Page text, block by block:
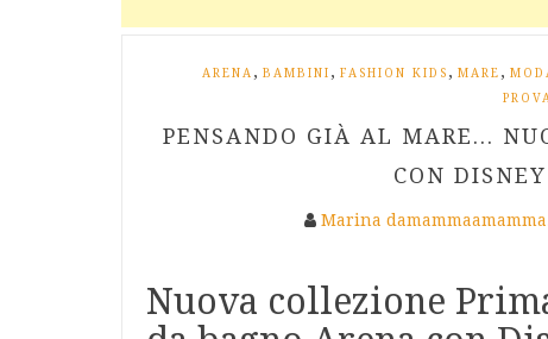
ARENA , BAMBINI , FASHION KIDS , MARE ,
PENSANDO GIÀ AL MARE...
CON
Marina
Nuova collezione